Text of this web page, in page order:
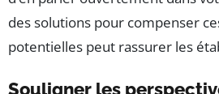
des solutions pour compenser
potentielles peut rassurer les
Souligner les